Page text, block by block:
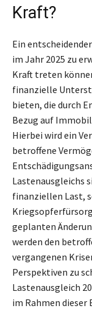
Kraft?
Ein
im Jahr 2025 zu
Kraft treten
finanzielle
bieten, die durch
Bezug auf
Hierbei wird ein
betroffene
Lastenausgleichs
finanziellen Last,
geplanten
werden den
vergangenen
Perspektiven zu
Lastenausgleich
im Rahmen dieser